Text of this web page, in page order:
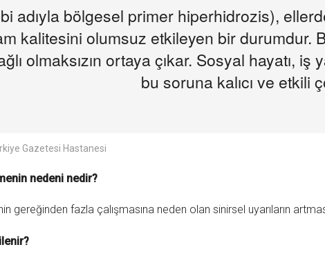
adıyla bölgesel primer hiperhidrozis),
kalitesini olumsuz etkileyen bir durumdur.
olmaksızın ortaya çıkar. Sosyal hayatı,
bu soruna kalıcı ve etkili
Gazetesi Hastanesi
nedeni nedir?
gereğinden fazla çalışmasına neden olan sinirsel uyarıların